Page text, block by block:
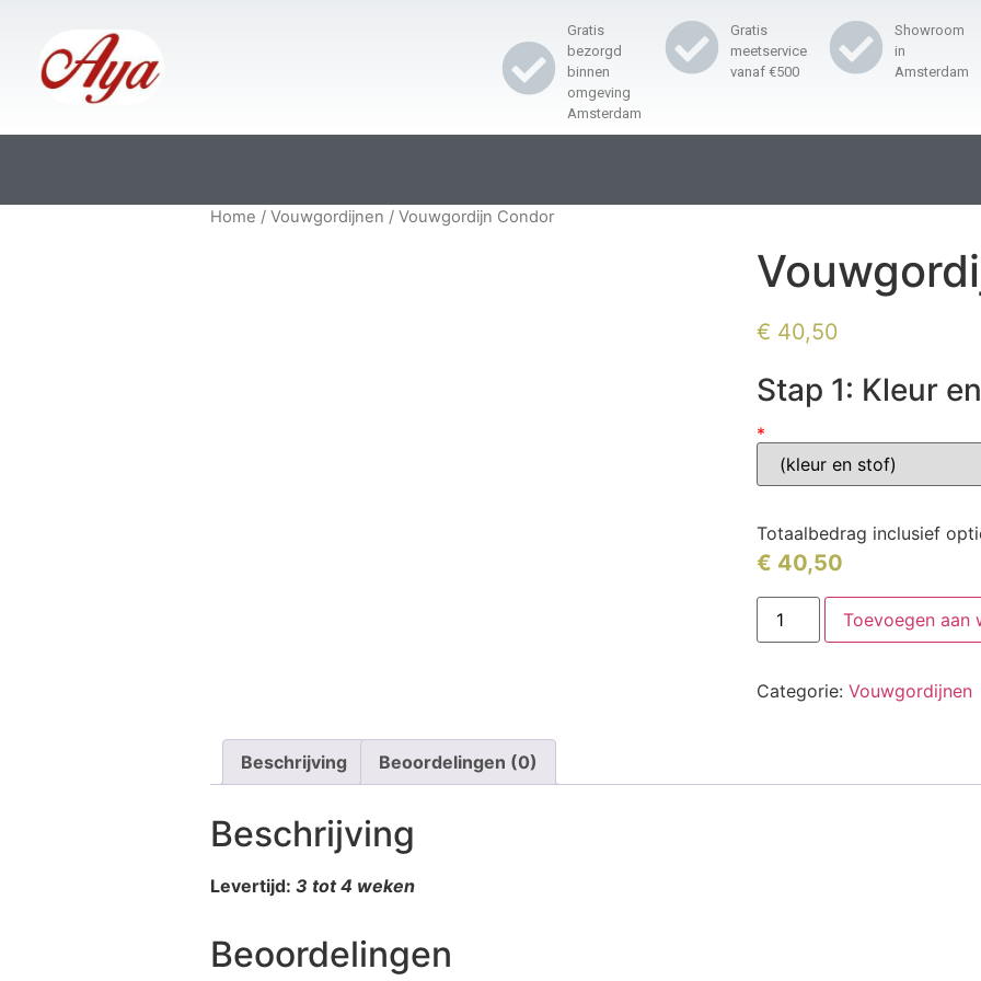
Gratis
bezorgd
binnen
omgeving
Amsterdam
Gratis
meetservice
vanaf €500
Showroom
in
Amsterdam
Home / Vouwgordijnen / Vouwgordijn Condor
€ 40,50
Stap 1: Kleur
*
Totaalbedrag inclusief
€ 40,50
Toevoegen aan
Categorie:Vouwgordijnen
Beschrijving Beoordelingen (0)
Beschrijving
Levertijd: 3 tot 4 weken
Beoordelingen